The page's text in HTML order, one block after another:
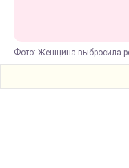
Фото: Женщина выбросила